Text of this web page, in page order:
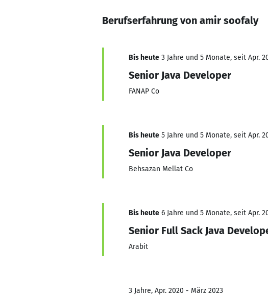
Berufserfahrung von amir soofaly
Bis heute 3 Jahre und 5 Monate, seit Apr.
Senior Java Developer
FANAP Co
Bis heute 5 Jahre und 5 Monate, seit Apr.
Senior Java Developer
Behsazan Mellat Co
Bis heute 6 Jahre und 5 Monate, seit Apr.
Senior Full Sack Java
Arabit
3 Jahre, Apr. 2020 - März 2023